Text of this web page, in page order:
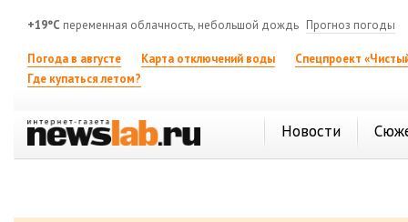
+19°C переменная облачность, небольшой дождь Прогноз погоды
Погода в августе Карта отключений воды
Спецпроект
Где купаться летом?
Новости